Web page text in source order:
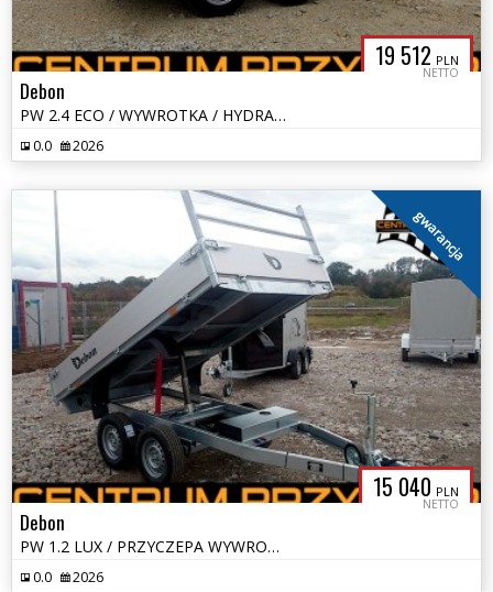
19 512 PLN
NETTO
Debon
PW 2.4 ECO / WYWROTKA / HYDRAULICZNA/ 3 x 1,8 / DMC 1600-2600kg
0.0 2026
15 040 PLN
NETTO
gwarancja
Debon
PW 1.2 LUX / PRZYCZEPA WYWROTKA / 3,1 x 1,5 / DMC 1100 - 2000 kg
0.0 2026